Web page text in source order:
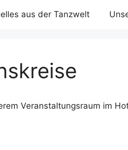
aus der Tanzwelt
Veranstaltungsraum im